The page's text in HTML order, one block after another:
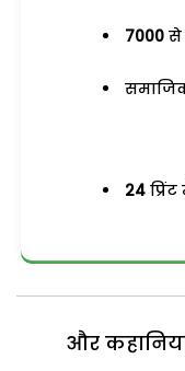
7000 से
24
और